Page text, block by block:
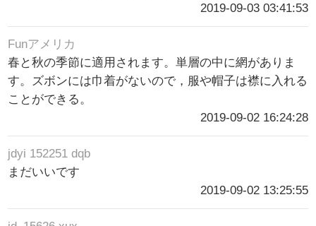
2019-09-03 03:41:53
Funアメリカ
春と秋の季節に適用されます。単層の中に網がありま
す。ズボンには巾着がないので，服や帽子は襟に入れる
ことができる。
2019-09-02 16:24:28
jdyi 152251 dqb
まだいいです
2019-09-02 13:25:55